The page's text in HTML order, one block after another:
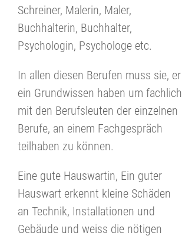
Schreiner, Malerin, Maler,
Buchhalterin, Buchhalter,
Psychologin, Psychologe etc.
In allen diesen Berufen muss sie, er
ein Grundwissen haben um fachlich
mit den Berufsleuten der einzelnen
Berufe, an einem Fachgespräch
teilhaben zu können.
Eine gute Hauswartin, Ein guter
Hauswart erkennt kleine Schäden
an Technik, Installationen und
Gebäude und weiss die nötigen